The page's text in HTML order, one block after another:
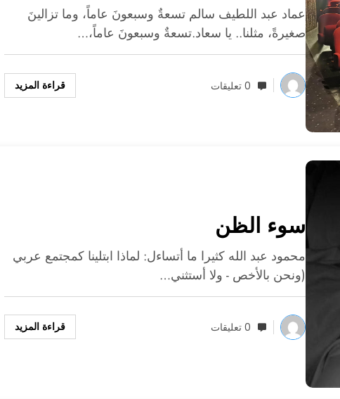
عماد عبد اللطيف سالم تسعةٌ وسبعونَ عاماً، وما تزالينَ
صغيرةً، مثلنا.. يا سعاد.تسعةٌ وسبعونَ عاماً،…
0 تعليقات قراءة المزيد
سوء الظن
محمود عبد الله كثيرا ما أتساءل: لماذا ابتلينا كمجتمع عربي
(ونحن بالأخص - ولا أستثني…
0 تعليقات قراءة المزيد